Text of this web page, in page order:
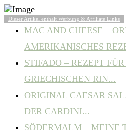
BELIEBTE ARTIKEL
MAC AND CHEESE –
AMERIKANISCHES
STIFADO – REZEPT
GRIECHISCHEN RIN...
ORIGINAL CAESAR
DER CARDINI...
SÖDERMALM – MEINE
Dieser Artikel enthält Werbung & Affiliate Links